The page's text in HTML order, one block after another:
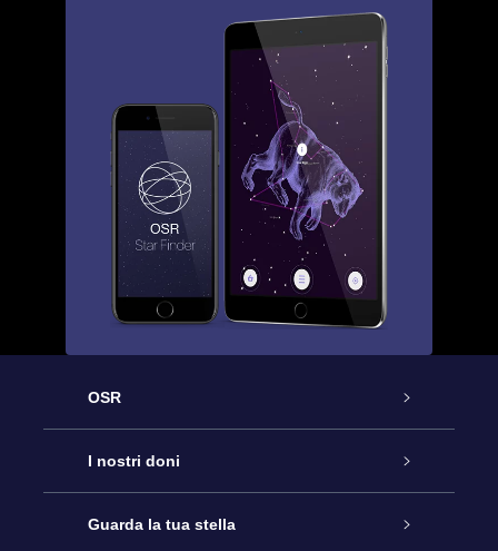
OSR
Assistenza
Contattaci
I nostri doni
Online Star Gift
Guarda la tua stella